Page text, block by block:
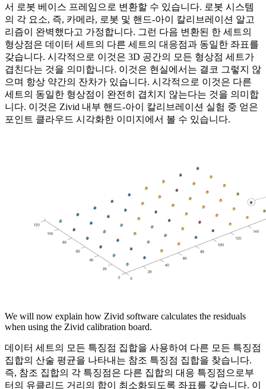
서 로봇 베이스 프레임으로 변환할 수 있습니다. 로봇 시스템
의 각 요소, 즉, 카메라, 로봇 및 핸드-아이 칼리브레이션 알고
리즘이 완벽했다고 가정합니다. 그런 다음 변환된 한 세트의
형상점은 데이터 세트의 다른 세트의 대응점과 동일한 좌표를
갖습니다. 시각적으로 이것은 3D 공간의 모든 형상점 세트가
겹친다는 것을 의미합니다. 이것은 현실에서는 결코 그렇지 않
으며 항상 약간의 잔차가 있습니다. 시각적으로 이것은 다른
세트의 동일한 형상점이 완전히 겹치지 않는다는 것을 의미합
니다. 이것은 Zivid 내부 핸드-아이 칼리브레이션 실험 중 얻은
포인트 클라우드 시각화한 이미지에서 볼 수 있습니다.
We will now explain how Zivid software calculates the residuals
when using the Zivid calibration board.
데이터 세트의 모든 특징점 집합을 사용하여 다른 모든 특징점
집합의 산술 평균을 나타내는 참조 특징점 집합을 찾습니다.
즉, 참조 집합의 각 특징점은 다른 집합의 대응 특징점으로부
터의 유클리드 거리의 합이 최소화되도록 좌표를 갖습니다. 이